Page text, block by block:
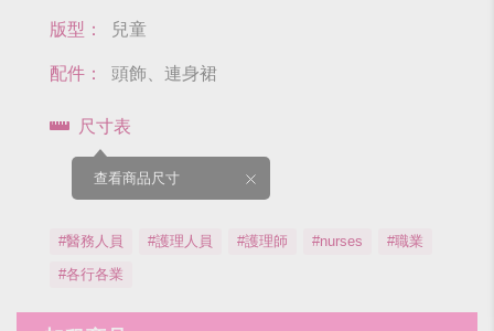
版型： 兒童
配件： 頭飾、連身裙
尺寸表
查看商品尺寸
#醫務人員 #護理人員 #護理師 #nurses
#職業
#各行各業